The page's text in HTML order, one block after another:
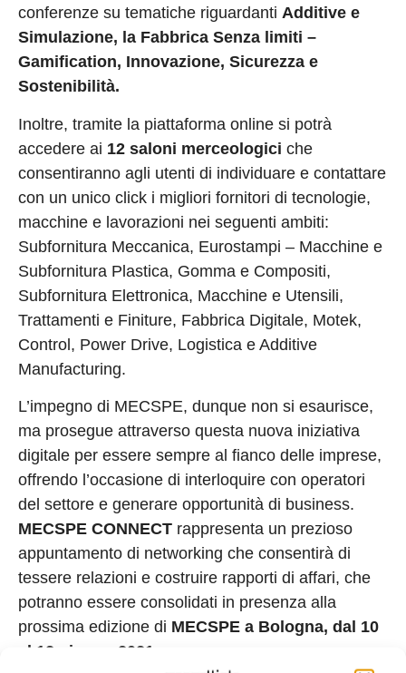
conferenze su tematiche riguardanti Additive e
Simulazione, la Fabbrica Senza limiti –
Gamification, Innovazione, Sicurezza e
Sostenibilità.
Inoltre, tramite la piattaforma online si potrà
accedere ai 12 saloni merceologici che
consentiranno agli utenti di individuare e contattare
con un unico click i migliori fornitori di tecnologie,
macchine e lavorazioni nei seguenti ambiti:
Subfornitura Meccanica, Eurostampi – Macchine e
Subfornitura Plastica, Gomma e Compositi,
Subfornitura Elettronica, Macchine e Utensili,
Trattamenti e Finiture, Fabbrica Digitale, Motek,
Control, Power Drive, Logistica e Additive
Manufacturing.
L’impegno di MECSPE, dunque non si esaurisce,
ma prosegue attraverso questa nuova iniziativa
digitale per essere sempre al fianco delle imprese,
offrendo l’occasione di interloquire con operatori
del settore e generare opportunità di business.
MECSPE CONNECT rappresenta un prezioso
appuntamento di networking che consentirà di
tessere relazioni e costruire rapporti di affari, che
potranno essere consolidati in presenza alla
prossima edizione di MECSPE a Bologna, dal 10
al 12 giugno 2021.